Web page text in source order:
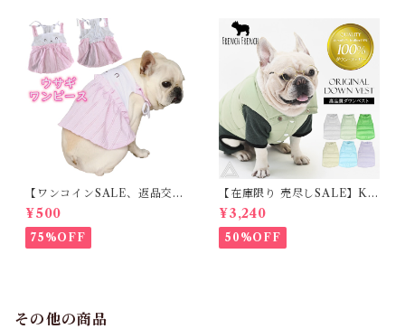
【ワンコインSALE、返品交換
不可】KM171SK フレンチブ
ルドック 犬服 女の子 ピンク
スカート
¥500
75%OFF
【在庫限り 売尽しSALE】K
M952Tダウンベスト 100%ダ
ウン・フェザー 犬 犬服 ダウン
ジャケット ベスト フレンチブ
ルドッグ 冬服 極暖 暖かい 可
¥3,240
50%OFF
その他の商品